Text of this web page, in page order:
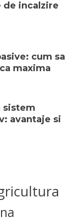
de incalzire
cum sa
maxima
sistem
avantaje si